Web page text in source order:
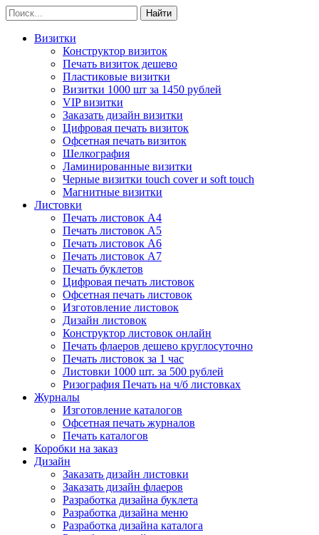
Визитки
Конструктор визиток
Печать визиток дешево
Пластиковые визитки
Визитки 1000 шт за 1450 рублей
VIP визитки
Заказать дизайн визитки
Цифровая печать визиток
Офсетная печать визиток
Шелкография
Ламинированные визитки
Черные визитки touch cover и soft touch
Магнитные визитки
Листовки
Печать листовок А4
Печать листовок А5
Печать листовок А6
Печать листовок А7
Печать буклетов
Цифровая печать листовок
Офсетная печать листовок
Изготовление листовок
Дизайн листовок
Конструктор листовок онлайн
Печать флаеров дешево круглосуточно
Печать листовок за 1 час
Листовки 1000 шт. за 500 рублей
Ризография Печать на ч/б листовках
Журналы
Изготовление каталогов
Офсетная печать журналов
Печать каталогов
Коробки на заказ
Дизайн
Заказать дизайн листовки
Заказать дизайн флаеров
Разработка дизайна буклета
Разработка дизайна меню
Разработка дизайна каталога